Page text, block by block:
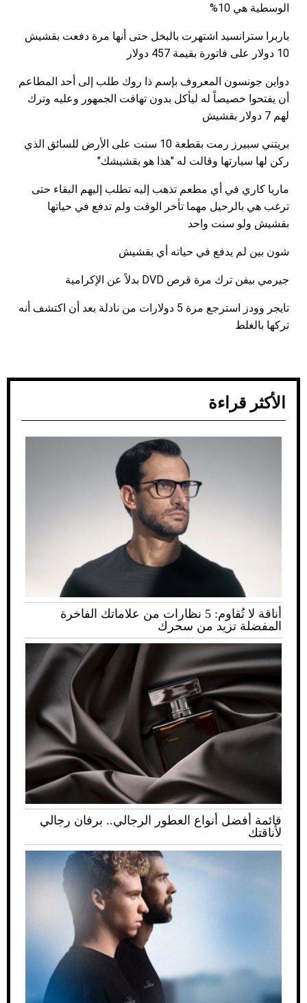
الوسطية هي 10%
باربرا سترانسيد اشتهرت بالبخل حتى أنها مرة دفعت بقشيش
10 دولار على فاتورة بقيمة 457 دولار
دواين جونسون المعروف بإسم ذا روك طلب إلى أحد المطاعم
أن يفتحوا خصيصاً له ليأكل بدون تهافت الجمهور وعليه وترك
لهم 7 دولار بقشيش
بريتني سبيرز رمت بقطعة 10 سنت على الأرض للسائق الذي
ركن لها سيارتها وقالت له "هذا هو بقشيشك"
ماريا كاري في أي مطعم تذهب إليه تطلب إليهم البقاء حتى
ترغب هي بالرحيل مهما تأخر الوقت ولم تدفع في حياتها
بقشيش ولو سنت واحد
شون بين لم يدفع في حياته أي بقشيش
جيرمي بيفن ترك مرة قرص DVD بدلاً عن الإكرامية
تايجر وودز استرجع مرة 5 دولارات من نادلة بعد أن اكتشف أنه
تركها بالغلط
الأكثر قراءة
أناقة لا تُقاوم: 5 نظارات من علاماتك الفاخرة
المفضلة تزيد من سحرك
قائمة أفضل أنواع العطور الرجالي.. برفان رجالي
لأناقتك